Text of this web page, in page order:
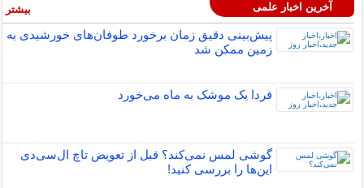
آخرین اخبار علمی
پیش‌بینی دقیق زمان برخورد طوفان‌های خورشیدی به
زمین ممکن شد
فردا یک موشک به ماه می‌خورد
گوشی لمس نمی‌کند؟ قبل از تعویض تاچ ال‌سی‌دی
این‌ها را بررسی کنید!
بیشتر